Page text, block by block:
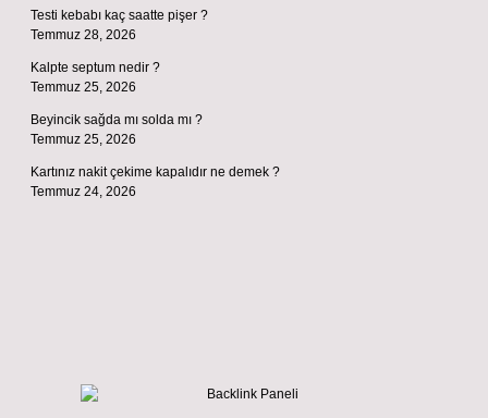
Testi kebabı kaç saatte pişer ?
Temmuz 28, 2026
Kalpte septum nedir ?
Temmuz 25, 2026
Beyincik sağda mı solda mı ?
Temmuz 25, 2026
Kartınız nakit çekime kapalıdır ne demek ?
Temmuz 24, 2026